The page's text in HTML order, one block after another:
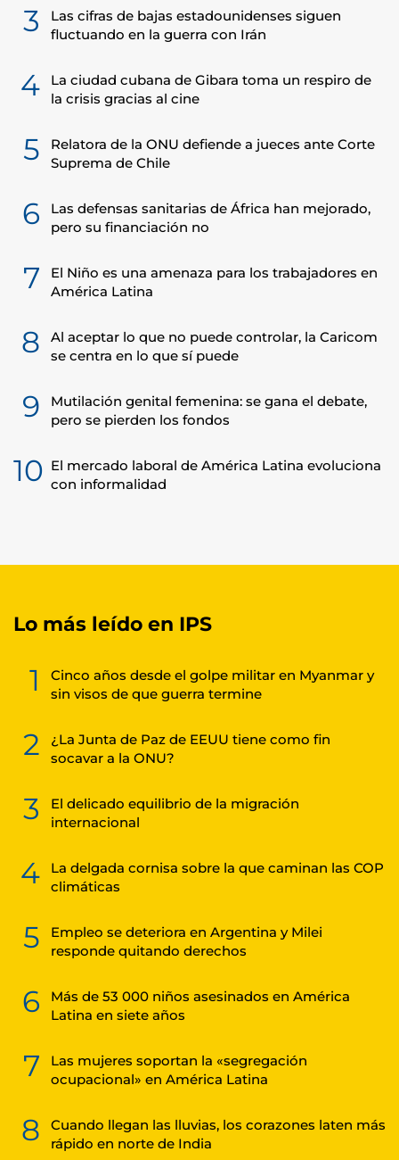
3
Las cifras de bajas estadounidenses siguen
fluctuando en la guerra con Irán
4
La ciudad cubana de Gibara toma un respiro de
la crisis gracias al cine
5
Relatora de la ONU defiende a jueces ante Corte
Suprema de Chile
6
Las defensas sanitarias de África han mejorado,
pero su financiación no
7
El Niño es una amenaza para los trabajadores en
América Latina
8
Al aceptar lo que no puede controlar, la Caricom
se centra en lo que sí puede
9
Mutilación genital femenina: se gana el debate,
pero se pierden los fondos
10 El mercado laboral de América Latina evoluciona
con informalidad
Lo más leído en IPS
1
Cinco años desde el golpe militar en Myanmar y
sin visos de que guerra termine
2
¿La Junta de Paz de EEUU tiene como fin
socavar a la ONU?
3
El delicado equilibrio de la migración
internacional
4
La delgada cornisa sobre la que caminan las COP
climáticas
5
Empleo se deteriora en Argentina y Milei
responde quitando derechos
6
Más de 53 000 niños asesinados en América
Latina en siete años
7
Las mujeres soportan la «segregación
ocupacional» en América Latina
8
Cuando llegan las lluvias, los corazones laten más
rápido en norte de India